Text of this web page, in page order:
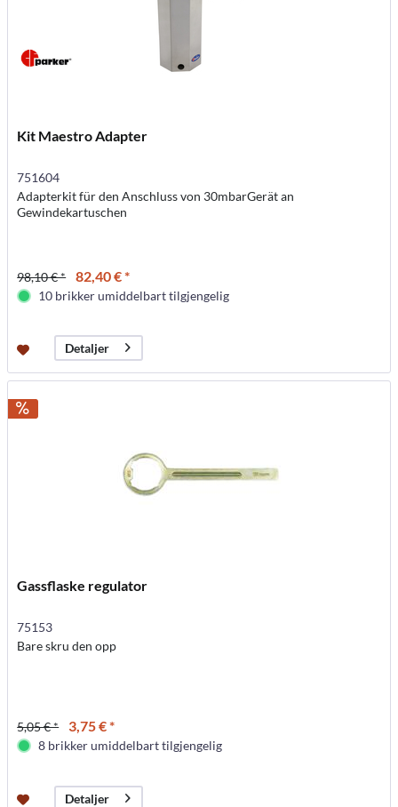
Kit Maestro Adapter
751604
Adapterkit für den Anschluss von 30mbarGerät an
Gewindekartuschen
98,10 € * 82,40 € *
10 brikker umiddelbart tilgjengelig
Detaljer
Gassflaske regulator
75153
Bare skru den opp
5,05 € * 3,75 € *
8 brikker umiddelbart tilgjengelig
Detaljer